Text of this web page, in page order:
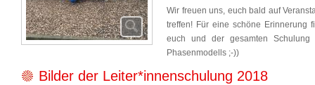
Wir freuen uns, euch bald auf
treffen! Für eine schöne Erinnerung
euch und der gesamten
Phasenmodells ;-))
Bilder der Leiter*innenschulung 2018